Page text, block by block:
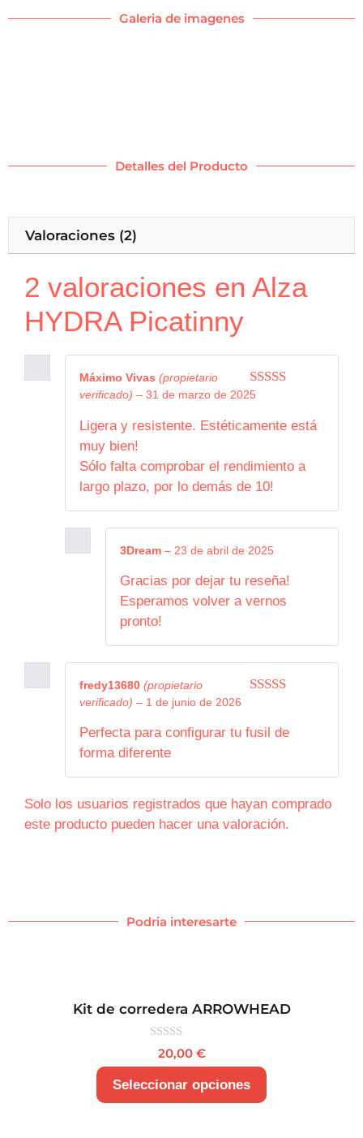
Galeria de imagenes
Detalles del Producto
Valoraciones (2)
2 valoraciones en Alza
HYDRA Picatinny
5
Máximo Vivas (propietario
verificado) – 31 de marzo de 2025
Ligera y resistente. Estéticamente está
muy bien!
Sólo falta comprobar el rendimiento a
largo plazo, por lo demás de 10!
3Dream – 23 de abril de 2025
Gracias por dejar tu reseña!
Esperamos volver a vernos
pronto!
fredy13680 (propietario
verificado) – 1 de junio de 2026
Perfecta para configurar tu fusil de
forma diferente
Solo los usuarios registrados que hayan comprado
este producto pueden hacer una valoración.
Podria interesarte
Kit de corredera ARROWHEAD
5
20,00 €
Seleccionar opciones